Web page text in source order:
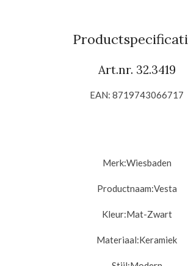
n
Art.nr. 32.3419
EAN: 8719743066717
Merk:Wiesbaden
Productnaam:Vesta
Kleur:Mat-Zwart
Materiaal:Keramiek